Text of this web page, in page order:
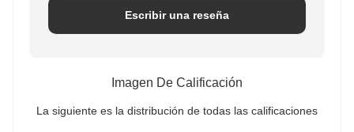
Escribir una reseña
Imagen De Calificación
La siguiente es la distribución de todas las calificaciones